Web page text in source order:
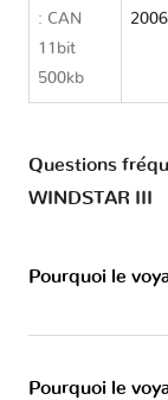
: CAN
11bit
500kb
2006
Questions
WINDSTAR III
Pourquoi le
Pourquoi le